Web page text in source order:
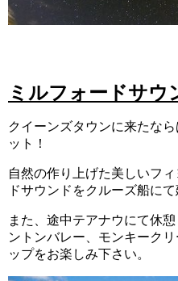
ミルフォードサウ
クイーンズタウンに来たな
ット！
自然の作り上げた美しいフ
ドサウンドをクルーズ船にて
また、途中テアナウにて休
ントンバレー、モンキーク
ップをお楽しみ下さい。